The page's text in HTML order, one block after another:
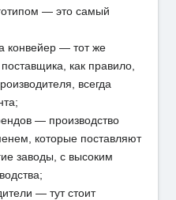
— это самый
конвейер — тот же
как правило,
всегда
— производство
которые поставляют
заводы, с высоким
— тут стоит